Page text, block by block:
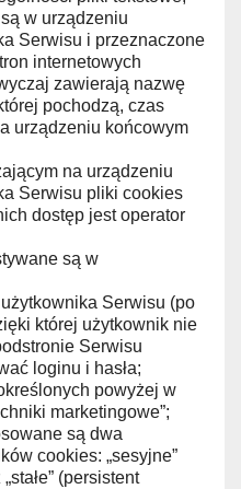
w urządzeniu
Serwisu i przeznaczone
internetowych
zawierają nazwę
pochodzą, czas
urządzeniu końcowym
na urządzeniu
Serwisu pliki cookies
dostęp jest operator
są w
Serwisu (po
której użytkownik nie
Serwisu
loginu i hasła;
powyżej w
marketingowe”;
są dwa
cookies: „sesyjne”
(persistent